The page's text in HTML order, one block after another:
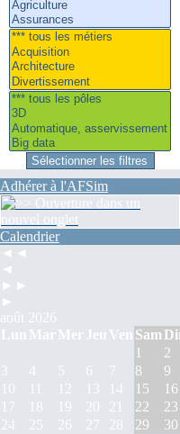
Adhérer à l'AFSim
Calendrier
◄◄
◄
►►
►
août 2026
Lun Mar Mer Jeu Ven Sam
1
2
3
4 5 6 7 8
9
10
11 12 13 14 15
16
17
18 19 20 21 22
23
24
25 26 27 28 29
30